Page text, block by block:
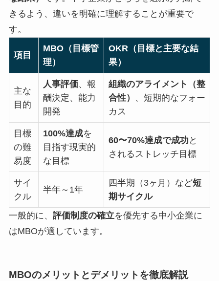
きるよう、違いを明確に理解することが重要で
す。
項目
MBO（目標管
理）
OKR（目標と主要な結
果）
主な
目的
人事評価、報
酬決定、能力
開発
組織のアライメント（整
合性）
、短期的なフォー
カス
目標
の難
易度
100%達成を
目指す現実的
な目標
60〜70%達成で成功 と
されるストレッチ目標
サイ
クル
半年～1年
四半期（3ヶ月）など短
期サイクル
一般的に、 評価制度の確立を優先する中小企業に
はMBOが適しています。
MBOのメリットとデメリットを徹底解説